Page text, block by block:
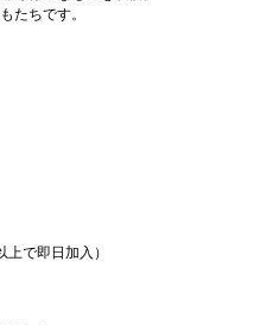
たちです。
で即日加入）